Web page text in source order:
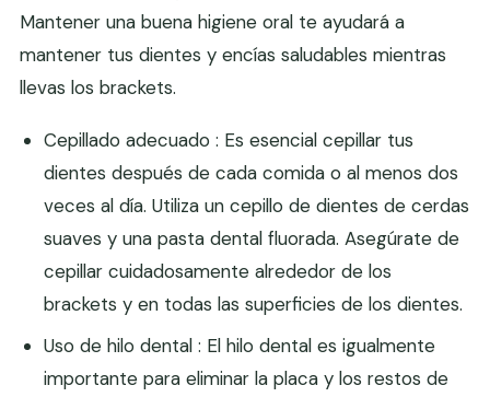
Mantener una buena higiene oral te ayudará a
mantener tus dientes y encías saludables mientras
llevas los brackets.
Cepillado adecuado : Es esencial cepillar tus
dientes después de cada comida o al menos dos
veces al día. Utiliza un cepillo de dientes de cerdas
suaves y una pasta dental fluorada. Asegúrate de
cepillar cuidadosamente alrededor de los
brackets y en todas las superficies de los dientes.
Uso de hilo dental : El hilo dental es igualmente
importante para eliminar la placa y los restos de